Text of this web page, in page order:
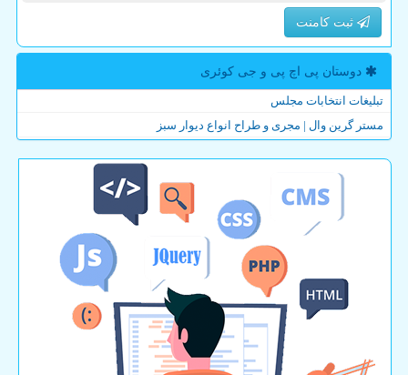
ثبت کامنت
دوستان پی اچ پی و جی كوئری
تبلیغات انتخابات مجلس
مستر گرین وال | مجری و طراح انواع دیوار سبز